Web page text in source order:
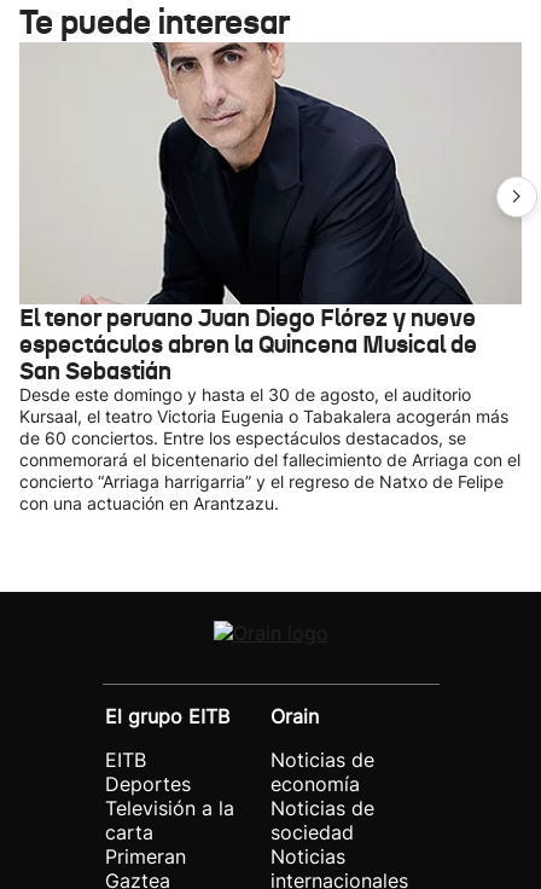
Te puede interesar
El tenor peruano Juan Diego Flórez y nueve
espectáculos abren la Quincena Musical de
San Sebastián
Desde este domingo y hasta el 30 de agosto, el auditorio
Kursaal, el teatro Victoria Eugenia o Tabakalera acogerán más
de 60 conciertos. Entre los espectáculos destacados, se
conmemorará el bicentenario del fallecimiento de Arriaga con el
concierto “Arriaga harrigarria” y el regreso de Natxo de Felipe
con una actuación en Arantzazu.
El grupo EITB
EITB
Deportes
Televisión a la
carta
Primeran
Gaztea
Orain
Noticias de
economía
Noticias de
sociedad
Noticias
internacionales